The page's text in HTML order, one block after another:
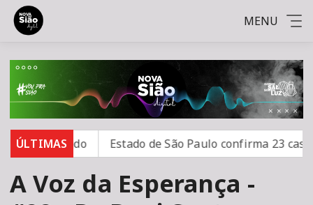
MENU
ÚLTIMAS
estudo Estado de São Paulo confirma 23
A Voz da Esperança -